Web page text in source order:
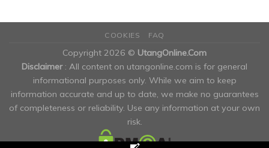
COOKIES FAQ
Copyright 2026 © UtangOnline.Com
Disclaimer : All content on utangonline.com is for general
informational purposes only. While we aim to keep
information accurate and up to date, we make no guarantees
of completeness or reliability. Use any information at your own
risk.